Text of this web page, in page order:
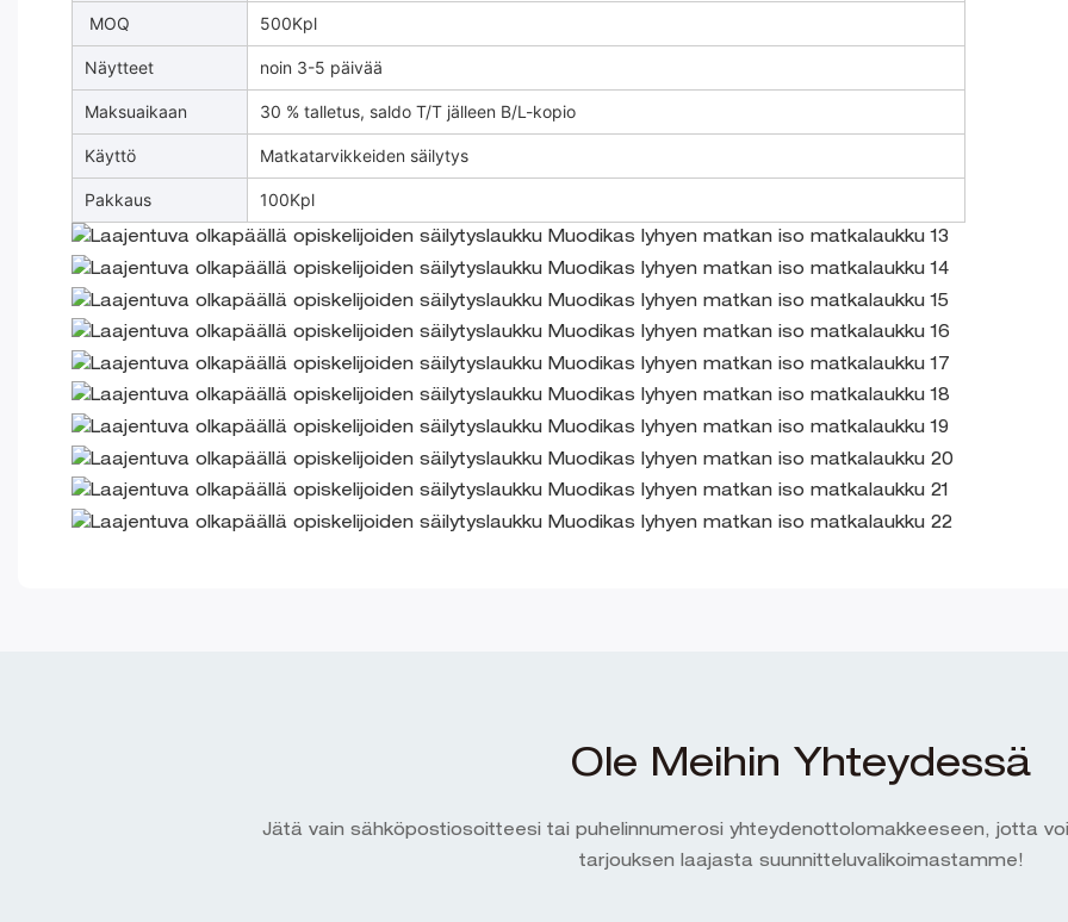
MOQ 500Kpl
Näytteet noin 3-5 päivää
Maksuaikaan 30 % talletus, saldo T/T jälleen B/L-kopio
Käyttö Matkatarvikkeiden säilytys
Pakkaus 100Kpl
Ole Meihin Yhteydessä
Jätä vain sähköpostiosoitteesi tai puhelinnumerosi yhteydenottolomakkeeseen, jotta
tarjouksen laajasta suunnitteluvalikoimastamme!